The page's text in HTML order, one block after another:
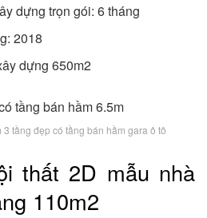
dựng trọn gói: 6 tháng
2018
dựng 650m2
tầng đẹp có tầng bán hầm gara ô tô
thất 2D mẫu nhà
110m2